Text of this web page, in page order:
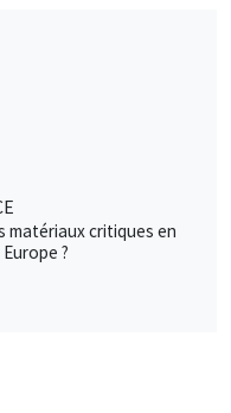
matériaux critiques en
?